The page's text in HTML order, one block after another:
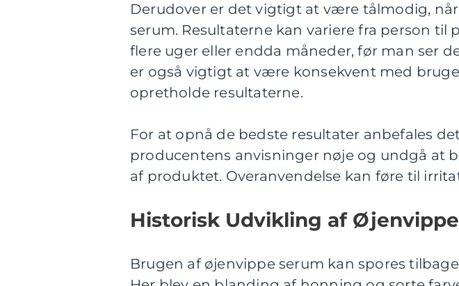
Derudover er det vigtigt at være tålmodig,
serum. Resultaterne kan variere fra person til
flere uger eller endda måneder, før man ser
er også vigtigt at være konsekvent med
opretholde resultaterne.
For at opnå de bedste resultater anbefales
producentens anvisninger nøje og undgå at
af produktet. Overanvendelse kan føre til
Historisk Udvikling af
Brugen af øjenvippe serum kan spores